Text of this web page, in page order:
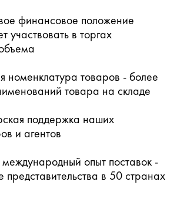
финансовое положение
участвовать в торгах
номенклатура товаров - более
товара на складе
поддержка наших
и агентов
международный опыт поставок -
представительства в 50 странах